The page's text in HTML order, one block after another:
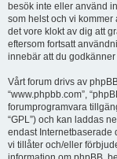
besök inte eller använd
som helst och vi kommer
det vore klokt av dig att
eftersom fortsatt
innebär att du
Vårt forum drivs av
“www.phpbb.com”,
forumprogramvara
“GPL”) och kan laddas
endast Internetbaserade
vi tillåter och/eller